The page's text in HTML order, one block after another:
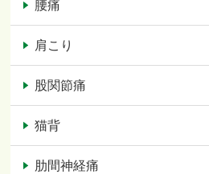
腰痛
肩こり
股関節痛
猫背
肋間神経痛